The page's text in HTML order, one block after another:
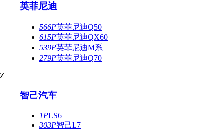
英菲尼迪
566P英菲尼迪Q50
615P英菲尼迪QX60
539P英菲尼迪M系
279P英菲尼迪Q70
Z
智己汽车
1PLS6
303P智己L7